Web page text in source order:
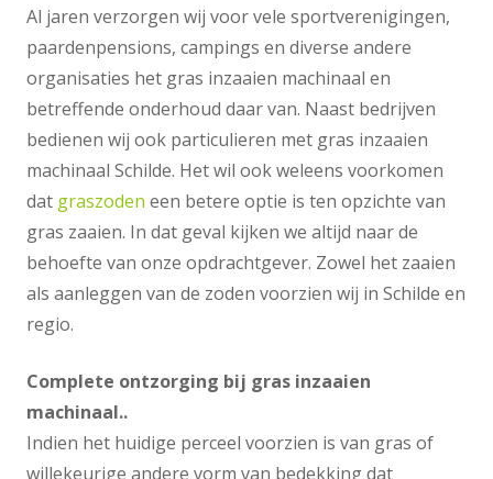
Al jaren verzorgen wij voor vele sportverenigingen,
paardenpensions, campings en diverse andere
organisaties het gras inzaaien machinaal en
betreffende onderhoud daar van. Naast bedrijven
bedienen wij ook particulieren met gras inzaaien
machinaal Schilde. Het wil ook weleens voorkomen
dat graszoden een betere optie is ten opzichte van
gras zaaien. In dat geval kijken we altijd naar de
behoefte van onze opdrachtgever. Zowel het zaaien
als aanleggen van de zoden voorzien wij in Schilde en
regio.
Complete ontzorging bij gras inzaaien
machinaal..
Indien het huidige perceel voorzien is van gras of
willekeurige andere vorm van bedekking dat